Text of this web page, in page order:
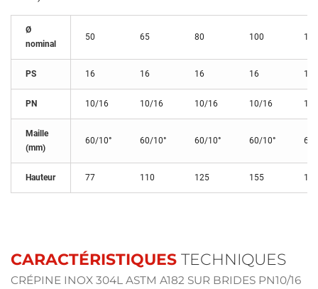
Ø
nominal
50 65 80 100 125
PS 16 16 16 16 16
PN 10/16 10/16 10/16 10/16
Maille
(mm)
60/10° 60/10° 60/10° 60/10° 60/
Hauteur 77 110 125 155 170
CARACTÉRISTIQUES TECHNIQUES
CRÉPINE INOX 304L ASTM A182 SUR BRIDES PN10/16